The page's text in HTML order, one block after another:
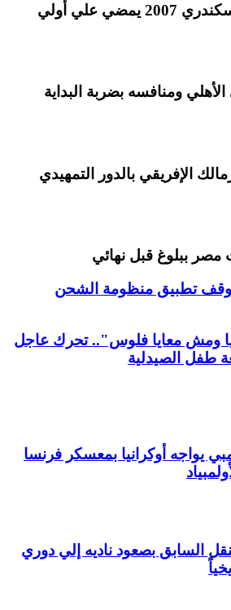
نجم شباب الاتحاد السكندري 2007 يمضي علي أولي
ومنافسه بضربة البداية
الإفريقي بالدور التمهيدي
ببلوغ قبل نهائي
موقف تطبيق منظومة الشحن
ومش معايا فلوس".. تحرك عاجل
طفل الصيدلية
يواجه أوكرانيا بمعسكر فرنسا
السابق بصعود ناديه إلي دوري